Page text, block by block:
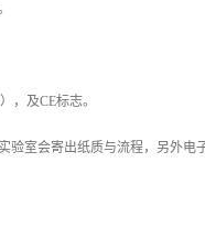
，及CE标志。
室会寄出纸质与流程，另外电